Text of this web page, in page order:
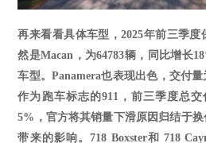
再来看看具体车型，2025年前三季
然是Macan，为64783辆，同比增长
车型。Panamera也表现出色，交付量
作为跑车标志的911，前三季度总交
5%，官方将其销量下滑原因归结于
带来的影响。718 Boxster和 718